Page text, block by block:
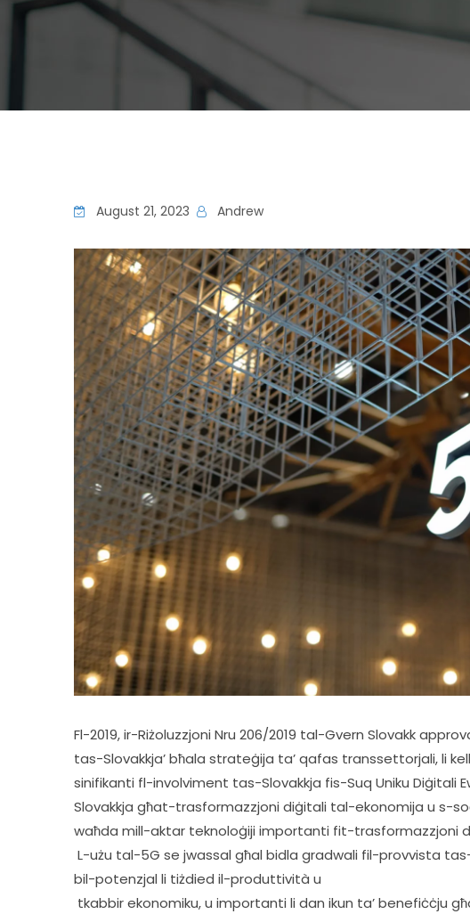
August 21, 2023 Andrew
Fl-2019, ir-Riżoluzzjoni Nru 206/2019 tal-Gvern Slovakk
tas-Slovakkja’ bħala strateġija ta’ qafas transsettorjali, li
sinifikanti fl-involviment tas-Slovakkja fis-Suq Uniku Diġitali
Slovakkja għat-trasformazzjoni diġitali tal-ekonomija u s-
waħda mill-aktar teknoloġiji importanti fit-trasformazzjoni
L-użu tal-5G se jwassal għal bidla gradwali fil-provvista tas-servizzi permezz tal-konnettività mobbli,
bil-potenzjal li tiżdied il-produttività u
tkabbir ekonomiku, u importanti li dan ikun ta’ benefiċċju